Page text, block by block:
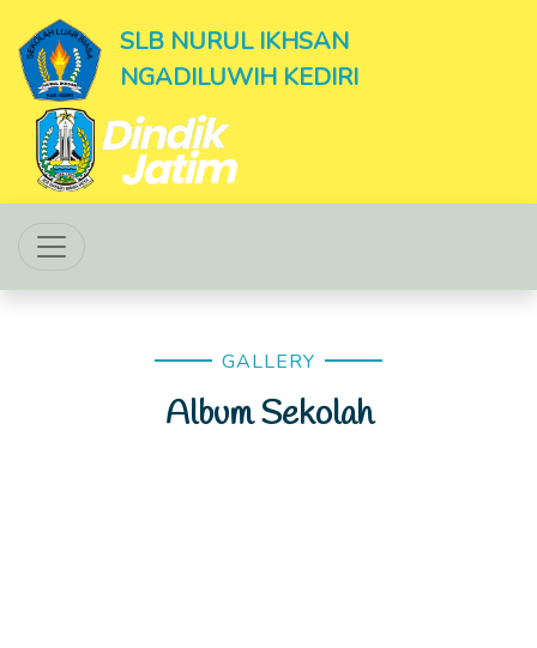
SLB NURUL IKHSAN
NGADILUWIH KEDIRI
GALLERY
Album Sekolah